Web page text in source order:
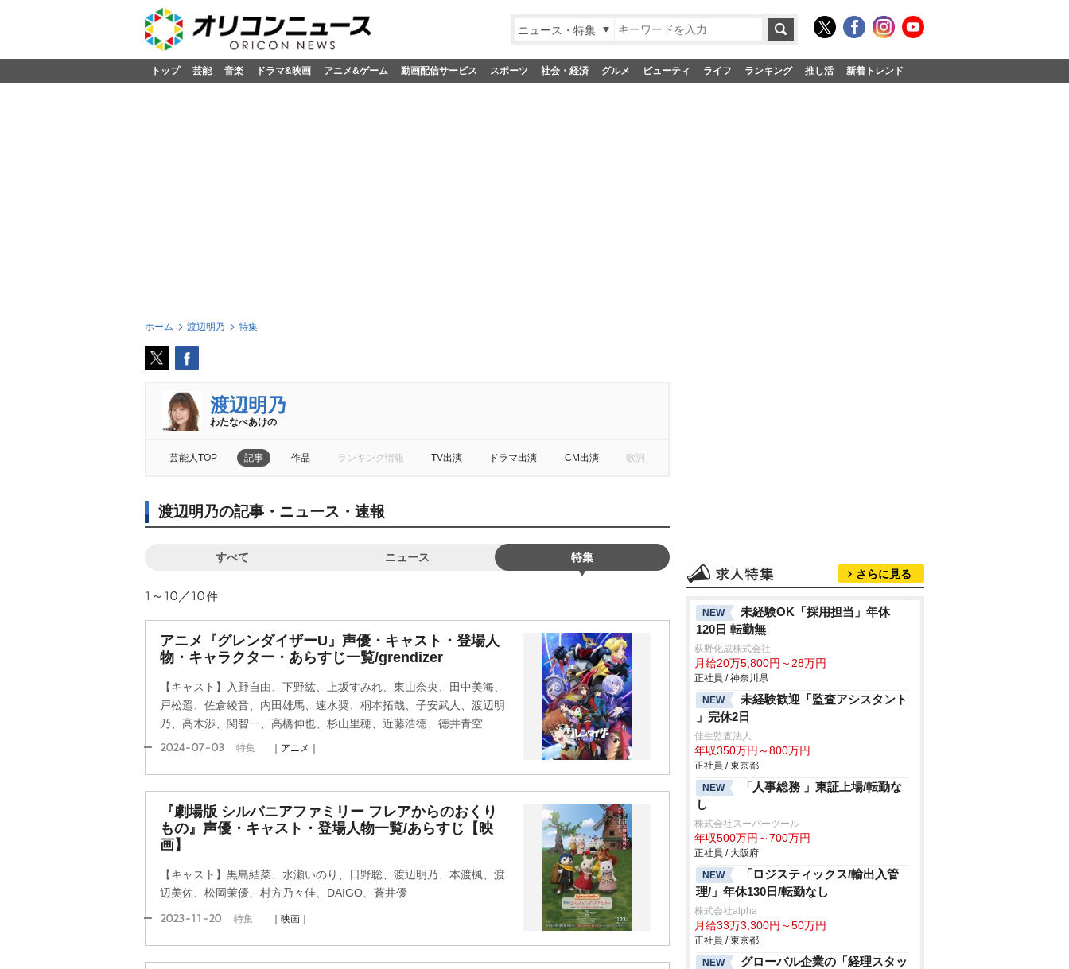
ニュース・特集
トップ 芸能 音楽 ドラマ&映画 アニメ&ゲーム 動画配信サービス スポーツ 社会・経済 グルメ ビューティ ライフ ランキング 推し活 新着トレンド
ホーム 渡辺明乃 特集
渡辺明乃
わたなべあけの
芸能人TOP 記事 作品 ランキング情報 TV出演 ドラマ出演 CM出演 歌詞
渡辺明乃の記事・ニュース・速報
すべて ニュース 特集
1～10／10件
アニメ『グレンダイザーU』声優・キャスト・登場人
物・キャラクター・あらすじ一覧/grendizer
【キャスト】入野自由、下野紘、上坂すみれ、東山奈央、田中美海、
戸松遥、佐倉綾音、内田雄馬、速水奨、桐本拓哉、子安武人、渡辺明
乃、高木渉、関智一、高橋伸也、杉山里穂、近藤浩徳、徳井青空
2024-07-03 特集 ｜アニメ｜
『劇場版 シルバニアファミリー フレアからのおくり
もの』声優・キャスト・登場人物一覧/あらすじ【映
画】
【キャスト】黒島結菜、水瀬いのり、日野聡、渡辺明乃、本渡楓、渡
辺美佐、松岡茉優、村方乃々佳、DAIGO、蒼井優
2023-11-20 特集 ｜映画｜
さらに見る
NEW
未経験OK「採用担当」年休
120日 転勤無
荻野化成株式会社
月給20万5,800円～28万円
正社員 / 神奈川県
NEW
未経験歓迎「監査アシスタント
」完休2日
佳生監査法人
年収350万円～800万円
正社員 / 東京都
NEW
「人事総務 」東証上場/転勤な
し
株式会社スーパーツール
年収500万円～700万円
正社員 / 大阪府
NEW
「ロジスティックス/輸出入管
理/」年休130日/転勤なし
株式会社alpha
月給33万3,300円～50万円
正社員 / 東京都
NEW
グローバル企業の「経理スタッ